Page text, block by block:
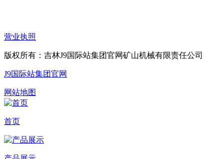
营业执照
版权所有：吉林J9国际站集团官网矿山机械有限责任公司
J9国际站集团官网
网站地图
首页